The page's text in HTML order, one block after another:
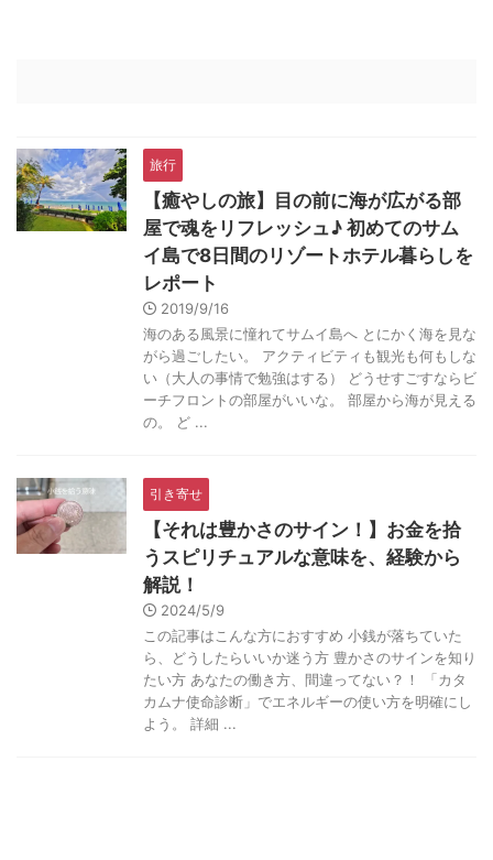
旅行
【癒やしの旅】目の前に海が広がる部
屋で魂をリフレッシュ♪ 初めてのサム
イ島で8日間のリゾートホテル暮らしを
レポート
2019/9/16
海のある風景に憧れてサムイ島へ とにかく海を見な
がら過ごしたい。 アクティビティも観光も何もしな
い（大人の事情で勉強はする） どうせすごすならビ
ーチフロントの部屋がいいな。 部屋から海が見える
の。 ど ...
引き寄せ
【それは豊かさのサイン！】お金を拾
うスピリチュアルな意味を、経験から
解説！
2024/5/9
この記事はこんな方におすすめ 小銭が落ちていた
ら、どうしたらいいか迷う方 豊かさのサインを知り
たい方 あなたの働き方、間違ってない？！ 「カタ
カムナ使命診断」でエネルギーの使い方を明確にし
よう。 詳細 ...